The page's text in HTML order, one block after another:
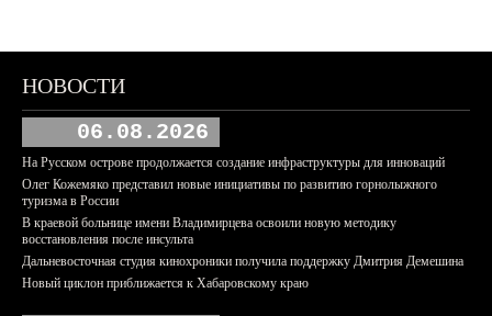
НОВОСТИ
06.08.2026
На Русском острове продолжается создание инфраструктуры для инноваций
Олег Кожемяко представил новые инициативы по развитию горнолыжного
туризма в России
В краевой больнице имени Владимирцева освоили новую методику
восстановления после инсульта
Дальневосточная студия кинохроники получила поддержку Дмитрия Демешина
Новый циклон приближается к Хабаровскому краю